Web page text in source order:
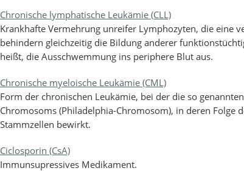
Chronische lymphatische Leukämie (CLL)
Krankhafte Vermehrung unreifer Lymphozyten, die eine
behindern gleichzeitig die Bildung anderer
heißt, die Ausschwemmung ins periphere Blut aus.
Chronische myeloische Leukämie (CML)
Form der chronischen Leukämie, bei der die so
Chromosoms (Philadelphia-Chromosom), in deren
Stammzellen bewirkt.
Ciclosporin (CsA)
Immunsupressives Medikament.